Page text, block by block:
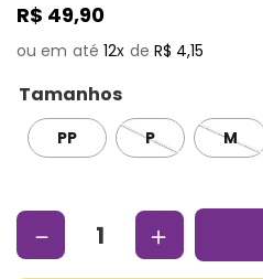
R$ 49,90
12 R$ 4,15
Tamanhos
PP P M
＋
－